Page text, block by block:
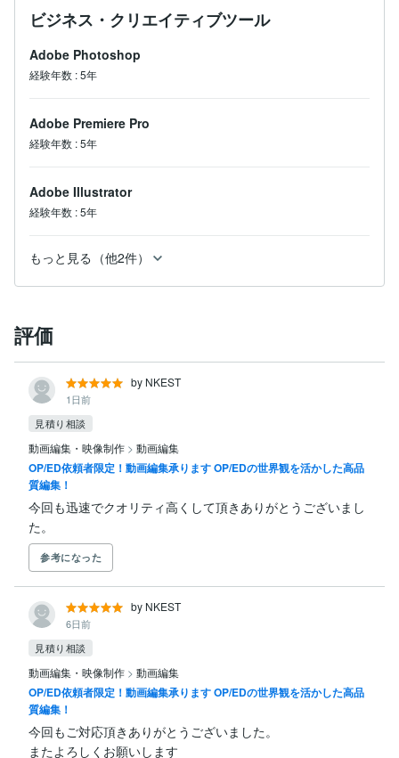
ビジネス・クリエイティブツール
Adobe Photoshop
経験年数 :5年
Adobe Premiere Pro
経験年数 :5年
Adobe Illustrator
経験年数 :5年
もっと見る（他2件）
評価
by NKEST
1日前
見積り相談
動画編集・映像制作 > 動画編集
OP/ED依頼者限定！動画編集承ります OP/EDの世界観を活かした高品
質編集！
今回も迅速でクオリティ高くして頂きありがとうございまし
た。
参考になった
by NKEST
6日前
見積り相談
動画編集・映像制作 > 動画編集
OP/ED依頼者限定！動画編集承ります OP/EDの世界観を活かした高品
質編集！
今回もご対応頂きありがとうございました。
またよろしくお願いします